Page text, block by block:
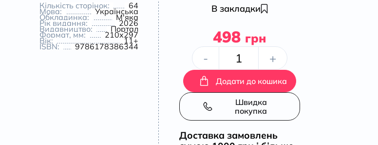
Кількість сторінок: 64
Мова: Українська
Обкладинка: М'яка
Рік видання: 2026
Видавництво: Портал
Формат, мм: 210х297
Вік: 11+
ISBN: 9786178386344
В закладки
498 грн
-
Міста
кількість
+
Додати до кошика
Швидка
покупка
Доставка замовлень